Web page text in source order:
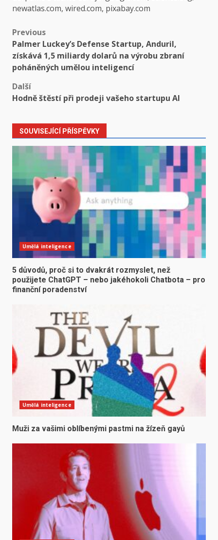
newatlas.com, wired.com, pixabay.com
Post
navigation
Previous
Palmer Luckey’s Defense Startup, Anduril,
získává 1,5 miliardy dolarů na výrobu zbraní
poháněných umělou inteligencí
Další
Hodně štěstí při prodeji vašeho startupu AI
SOUVISEJÍCÍ PŘÍSPĚVKY
Umělá inteligence
5 důvodů, proč si to dvakrát rozmyslet, než
použijete ChatGPT – nebo jakéhokoli Chatbota – pro
finanční poradenství
Umělá inteligence
Muži za vašimi oblíbenými pastmi na žízeň gayů